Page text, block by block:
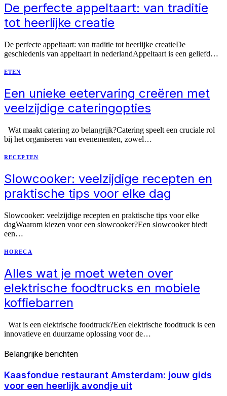
De perfecte appeltaart: van traditie
tot heerlijke creatie
De perfecte appeltaart: van traditie tot heerlijke creatieDe
geschiedenis van appeltaart in nederlandAppeltaart is een geliefd…
ETEN
Een unieke eetervaring creëren met
veelzijdige cateringopties
Wat maakt catering zo belangrijk?Catering speelt een cruciale rol
bij het organiseren van evenementen, zowel…
RECEPTEN
Slowcooker: veelzijdige recepten en
praktische tips voor elke dag
Slowcooker: veelzijdige recepten en praktische tips voor elke
dagWaarom kiezen voor een slowcooker?Een slowcooker biedt
een…
HORECA
Alles wat je moet weten over
elektrische foodtrucks en mobiele
koffiebarren
Wat is een elektrische foodtruck?Een elektrische foodtruck is een
innovatieve en duurzame oplossing voor de…
Belangrijke berichten
Kaasfondue restaurant Amsterdam: jouw gids
voor een heerlijk avondje uit